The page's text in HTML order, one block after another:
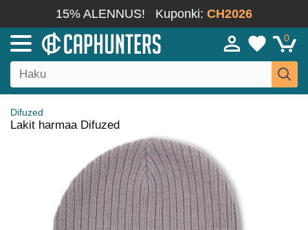
15% ALENNUS! Kuponki: CH2026
0
Difuzed
Lakit harmaa Difuzed